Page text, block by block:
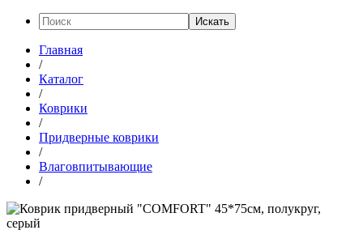
Искать
Главная
/
Каталог
/
Коврики
/
Придверные коврики
/
Влаговпитывающие
/